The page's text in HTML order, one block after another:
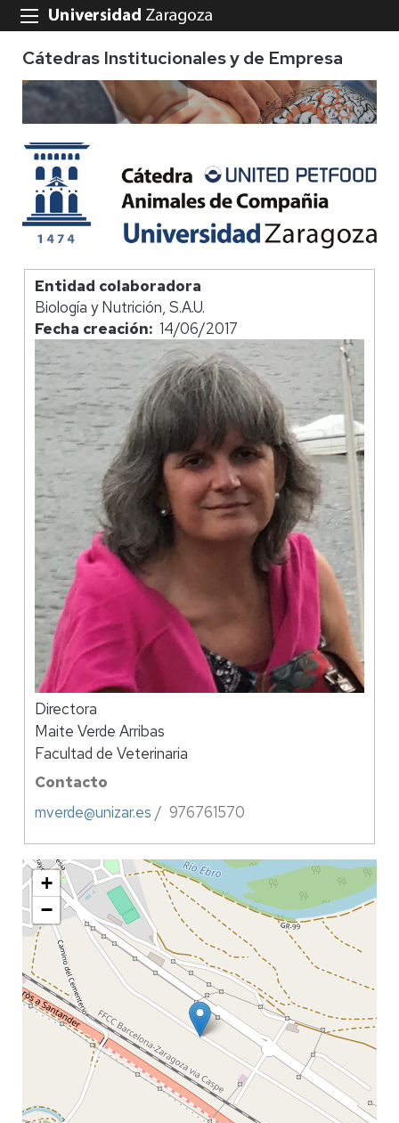
Cátedras Institucionales y de Empresa
Entidad colaboradora
Biología y Nutrición, S.A.U.
Fecha creación 14/06/2017
Directora
Maite Verde Arribas
Facultad de Veterinaria
Contacto
mverde@unizar.es / 976761570
+
−